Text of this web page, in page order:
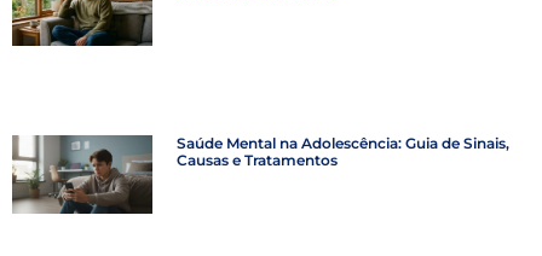
Saúde Mental na Adolescência: Guia de Sinais,
Causas e Tratamentos